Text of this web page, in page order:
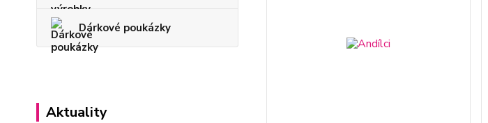
Dárkové poukázky
Aktuality